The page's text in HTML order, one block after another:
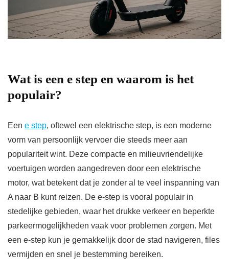
Wat is een e step en waarom is het
populair?
Een e step, oftewel een elektrische step, is een moderne
vorm van persoonlijk vervoer die steeds meer aan
populariteit wint. Deze compacte en milieuvriendelijke
voertuigen worden aangedreven door een elektrische
motor, wat betekent dat je zonder al te veel inspanning van
A naar B kunt reizen. De e-step is vooral populair in
stedelijke gebieden, waar het drukke verkeer en beperkte
parkeermogelijkheden vaak voor problemen zorgen. Met
een e-step kun je gemakkelijk door de stad navigeren, files
vermijden en snel je bestemming bereiken.